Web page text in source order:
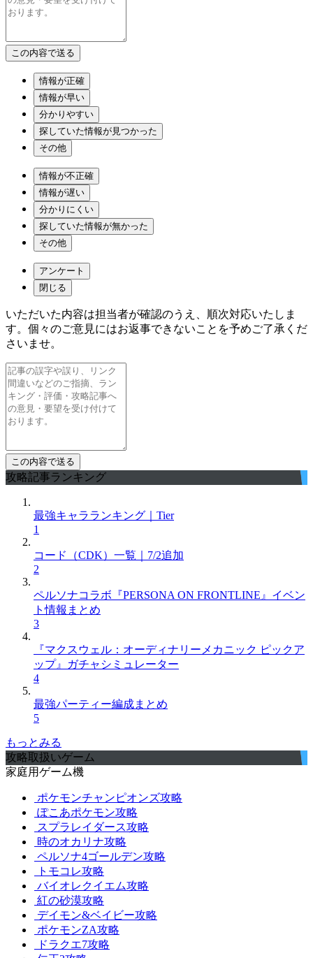
情報が正確
情報が早い
分かりやすい
探していた情報が見つかった
その他
情報が不正確
情報が遅い
分かりにくい
探していた情報が無かった
その他
アンケート
閉じる
いただいた内容は担当者が確認のうえ、順次対応いたしま
す。個々のご意見にはお返事できないことを予めご了承くだ
さいませ。
攻略記事ランキング
最強キャラランキング｜Tier
1
コード（CDK）一覧｜7/2追加
2
ペルソナコラボ『PERSONA ON FRONTLINE』イベン
ト情報まとめ
3
『マクスウェル：オーディナリーメカニック ピックア
ップ』ガチャシミュレーター
4
最強パーティー編成まとめ
5
もっとみる
攻略取扱いゲーム
家庭用ゲーム機
ポケモンチャンピオンズ攻略
ぽこあポケモン攻略
スプラレイダース攻略
時のオカリナ攻略
ペルソナ4ゴールデン攻略
トモコレ攻略
バイオレクイエム攻略
紅の砂漠攻略
デイモン&ベイビー攻略
ポケモンZA攻略
ドラクエ7攻略